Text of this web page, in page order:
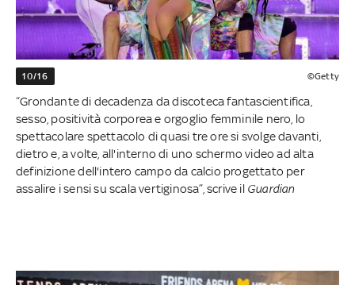
10/16 ©Getty
“Grondante di decadenza da discoteca fantascientifica,
sesso, positività corporea e orgoglio femminile nero, lo
spettacolare spettacolo di quasi tre ore si svolge davanti,
dietro e, a volte, all'interno di uno schermo video ad alta
definizione dell'intero campo da calcio progettato per
assalire i sensi su scala vertiginosa”, scrive il Guardian